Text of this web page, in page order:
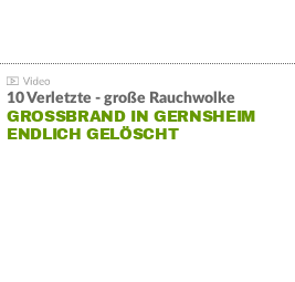
10 Verletzte - große Rauchwolke
GROSSBRAND IN GERNSHEIM E
NDLICH GELÖSCHT